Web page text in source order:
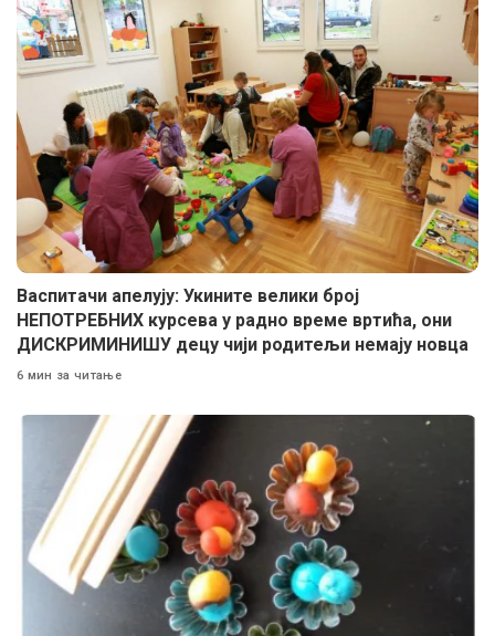
Васпитачи апелују: Укините велики број
НЕПОТРЕБНИХ курсева у радно време вртића, они
ДИСКРИМИНИШУ децу чији родитељи немају новца
6 мин за читање